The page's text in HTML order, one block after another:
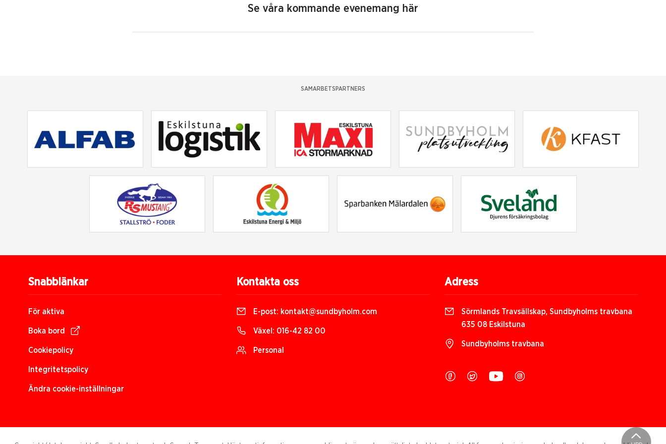
Se våra kommande evenemang här
SAMARBETSPARTNERS
Snabblänkar
För aktiva
Boka bord
Cookiepolicy
Integritetspolicy
Ändra cookie-inställningar
Kontakta oss
E-post: kontakt@sundbyholm.com
Växel: 016-42 82 00
Personal
Adress
Sörmlands Travsällskap, Sundbyholms travbana
635 08 Eskilstuna
Sundbyholms travbana